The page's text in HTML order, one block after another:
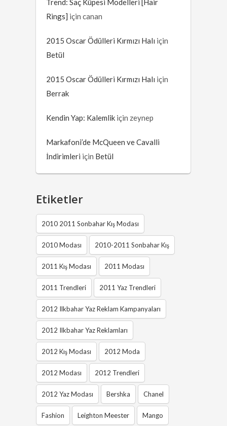
Trend: Saç Küpesi Modelleri [Hair
Rings] içincanan
2015 Oscar Ödülleri Kırmızı Halı için
Betül
2015 Oscar Ödülleri Kırmızı Halı için
Berrak
Kendin Yap: Kalemlik için zeynep
Markafoni’de McQueen ve Cavalli
İndirimleri için Betül
Etiketler
2010 2011 Sonbahar Kış Modası
2010 Modası 2010-2011 Sonbahar Kış
2011 Kış Modası 2011 Modası
2011 Trendleri 2011 Yaz Trendleri
2012 Ilkbahar Yaz Reklam Kampanyaları
2012 Ilkbahar Yaz Reklamları
2012 Kış Modası 2012 Moda
2012 Modası 2012 Trendleri
2012 Yaz Modası Bershka Chanel
Fashion Leighton Meester Mango